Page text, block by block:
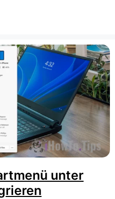
unter